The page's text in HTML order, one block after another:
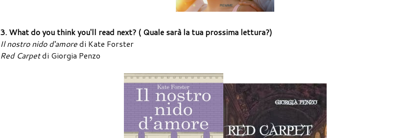
3. What do you think you'll read next? ( Quale sarà la tua prossima lettura?)
Il nostro nido d'amoredi Kate Forster
Red Carpetdi Giorgia Penzo